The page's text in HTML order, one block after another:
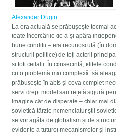
Alexander Dugin
La ora actuală se prăbușește tocmai
toate încercările de a-și apăra
bune condiții – era recunoscută (în
structurii politice) de toți actorii
și toți ceilalți. În consecință, elitele
cu o problemă mai complexă: să
prăbușește în abis și ceva complet
servi drept model sau rețetă sigură
imagina cât de disperate – chiar mai
sovietică târzie nomenclaturiștii
se vor agăța de globalism și de
evidente a tuturor mecanismelor și